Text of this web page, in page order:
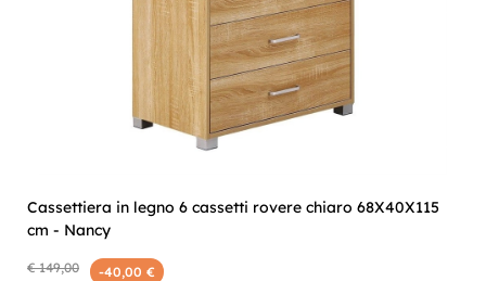
Cassettiera in legno 6 cassetti rovere chiaro 68X40X115
cm - Nancy
€ 149,00 -40,00 €